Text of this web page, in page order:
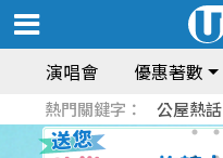
演唱會 優惠著數
熱門關鍵字： 公屋熱話